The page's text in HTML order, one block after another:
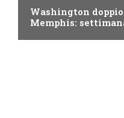
Washington doppio
Memphis: